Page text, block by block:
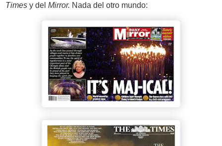
Times y del Mirror. Nada del otro mundo: